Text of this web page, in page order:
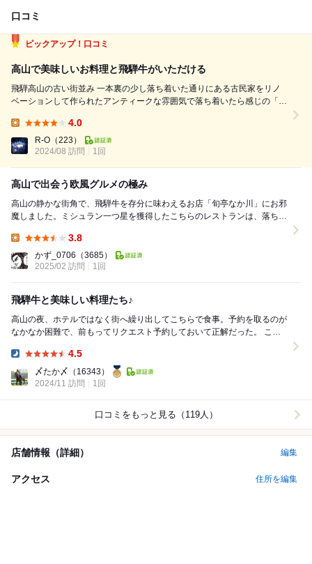
口コミ
ピックアップ！口コミ
高山で美味しいお料理と飛騨牛がいただける
飛騨高山の古い街並み 一本裏の少し落ち着いた通りにある古民家をリノ
ベーションして作られたアンティークな雰囲気で落ち着いたら感じの「旬
て，台風にドキドキしながら、晴れ女パワーを信じて高山にやってきたよ
泊まりの予定だったデ...
4.0
R-O （223）
2024/08 訪問
1回
高山で出会う欧風グルメの極み
高山の静かな街角で、飛騨牛を存分に味わえるお店「旬亭なか川」にお邪
魔しました。ミシュラン一つ星を獲得したこちらのレストランは、落ち着
3.8
かず_0706 （3685）
2025/02 訪問
1回
飛騨牛と美味しい料理たち♪
高山の夜、ホテルではなく街へ繰り出してこちらで食事。予約を取るのが
なかなか困難で、前もってリクエスト予約しておいて正解だった。 こち
4.5
〆たか〆 （16343）
2024/11 訪問
1回
口コミをもっと見る（119人）
店舗情報（詳細） 編集
アクセス 住所を編集